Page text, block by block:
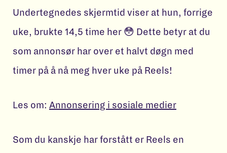
Undertegnedes skjermtid viser at hun, forrige
uke, brukte 14,5 time her 😳 Dette betyr at du
som annonsør har over et halvt døgn med
timer på å nå meg hver uke på Reels!
Les om: Annonsering i sosiale medier
Som du kanskje har forstått er Reels en